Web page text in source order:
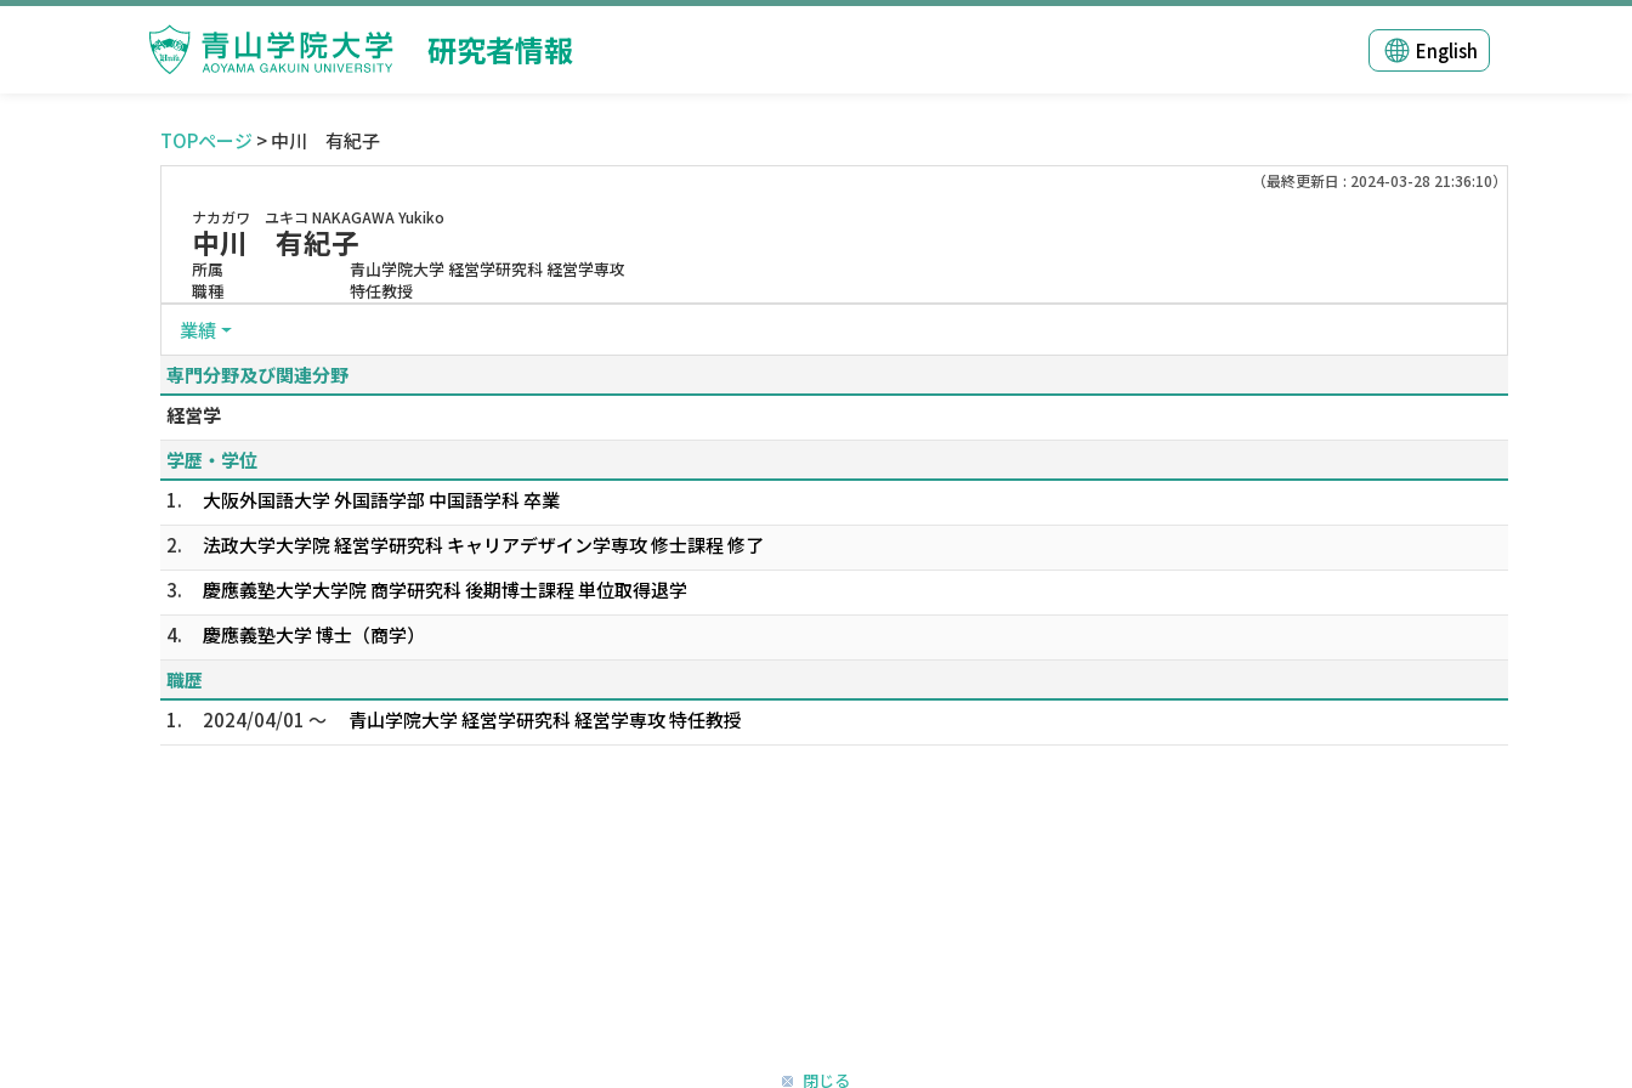
研究者情報 English
TOPページ > 中川 有紀子
（最終更新日 : 2024-03-28 21:36:10）
ナカガワ ユキコ NAKAGAWA Yukiko
中川 有紀子
所属
青山学院大学 経営学研究科 経営学専攻
職種
特任教授
業績
専門分野及び関連分野
経営学
学歴・学位
1.
大阪外国語大学 外国語学部 中国語学科 卒業
2.
法政大学大学院 経営学研究科 キャリアデザイン学専攻 修士課程 修了
3.
慶應義塾大学大学院 商学研究科 後期博士課程 単位取得退学
4.
慶應義塾大学 博士（商学）
職歴
1.
2024/04/01 ～ 青山学院大学 経営学研究科 経営学専攻 特任教授
閉じる